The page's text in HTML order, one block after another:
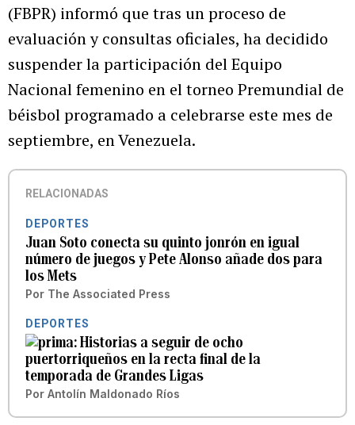
(FBPR) informó que tras un proceso de
evaluación y consultas oficiales, ha decidido
suspender la participación del Equipo
Nacional femenino en el torneo Premundial de
béisbol programado a celebrarse este mes de
septiembre, en Venezuela.
RELACIONADAS
DEPORTES
Juan Soto conecta su quinto jonrón en igual
número de juegos y Pete Alonso añade dos para
los Mets
Por The Associated Press
DEPORTES
Historias a seguir de ocho
puertorriqueños en la recta final de la
temporada de Grandes Ligas
Por Antolín Maldonado Ríos